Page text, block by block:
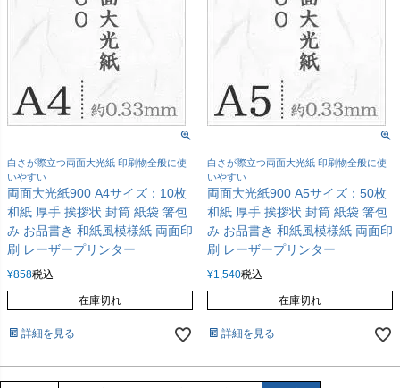
白さが際立つ両面大光紙 印刷物全般に使
いやすい
両面大光紙900 A4サイズ：10枚
和紙 厚手 挨拶状 封筒 紙袋 箸包
み お品書き 和紙風模様紙 両面印
刷 レーザープリンター
¥858税込
在庫切れ
詳細を見る
白さが際立つ両面大光紙 印刷物全般に使
いやすい
両面大光紙900 A5サイズ：50枚
和紙 厚手 挨拶状 封筒 紙袋 箸包
み お品書き 和紙風模様紙 両面印
刷 レーザープリンター
¥1,540税込
在庫切れ
詳細を見る